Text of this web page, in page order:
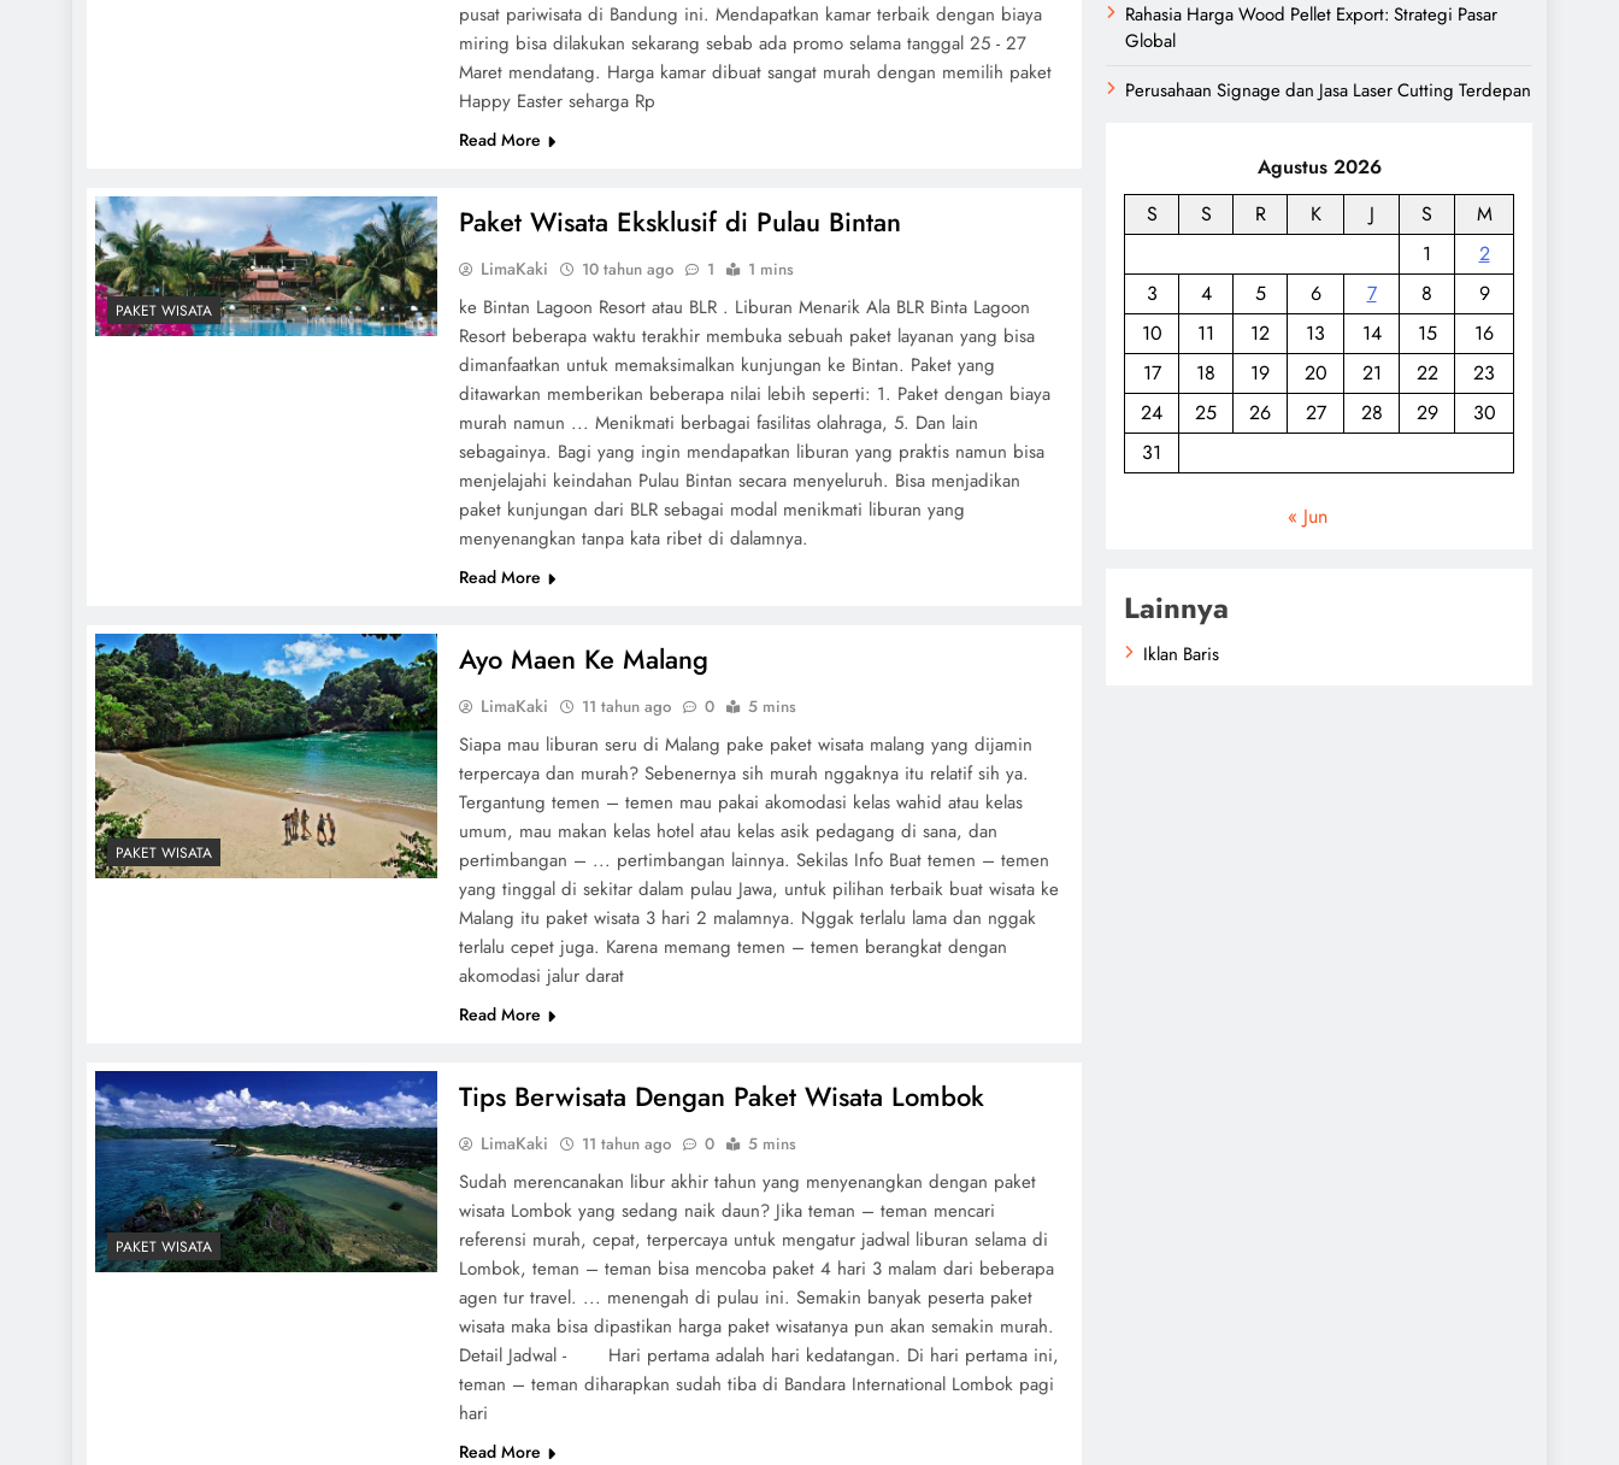
pusat pariwisata di Bandung ini. Mendapatkan kamar terbaik dengan biaya
miring bisa dilakukan sekarang sebab ada promo selama tanggal 25 - 27
Maret mendatang. Harga kamar dibuat sangat murah dengan memilih paket
Happy Easter seharga Rp
Read More
PAKET WISATA
Paket Wisata Eksklusif di Pulau Bintan
LimaKaki 10 tahun ago 1 1 mins
ke Bintan Lagoon Resort atau BLR . Liburan Menarik Ala BLR Binta Lagoon
Resort beberapa waktu terakhir membuka sebuah paket layanan yang bisa
dimanfaatkan untuk memaksimalkan kunjungan ke Bintan. Paket yang
ditawarkan memberikan beberapa nilai lebih seperti: 1. Paket dengan biaya
murah namun ... Menikmati berbagai fasilitas olahraga, 5. Dan lain
sebagainya. Bagi yang ingin mendapatkan liburan yang praktis namun bisa
menjelajahi keindahan Pulau Bintan secara menyeluruh. Bisa menjadikan
paket kunjungan dari BLR sebagai modal menikmati liburan yang
menyenangkan tanpa kata ribet di dalamnya.
Read More
PAKET WISATA
Ayo Maen Ke Malang
LimaKaki 11 tahun ago 0 5 mins
Siapa mau liburan seru di Malang pake paket wisata malang yang dijamin
terpercaya dan murah? Sebenernya sih murah nggaknya itu relatif sih ya.
Tergantung temen – temen mau pakai akomodasi kelas wahid atau kelas
umum, mau makan kelas hotel atau kelas asik pedagang di sana, dan
pertimbangan – ... pertimbangan lainnya. Sekilas Info Buat temen – temen
yang tinggal di sekitar dalam pulau Jawa, untuk pilihan terbaik buat wisata ke
Malang itu paket wisata 3 hari 2 malamnya. Nggak terlalu lama dan nggak
terlalu cepet juga. Karena memang temen – temen berangkat dengan
akomodasi jalur darat
Read More
PAKET WISATA
Tips Berwisata Dengan Paket Wisata Lombok
LimaKaki 11 tahun ago 0 5 mins
Sudah merencanakan libur akhir tahun yang menyenangkan dengan paket
wisata Lombok yang sedang naik daun? Jika teman – teman mencari
referensi murah, cepat, terpercaya untuk mengatur jadwal liburan selama di
Lombok, teman – teman bisa mencoba paket 4 hari 3 malam dari beberapa
agen tur travel. ... menengah di pulau ini. Semakin banyak peserta paket
wisata maka bisa dipastikan harga paket wisatanya pun akan semakin murah.
Detail Jadwal - Hari pertama adalah hari kedatangan. Di hari pertama ini,
teman – teman diharapkan sudah tiba di Bandara International Lombok pagi
hari
Read More
Rahasia Harga Wood Pellet Export: Strategi Pasar
Global
Perusahaan Signage dan Jasa Laser Cutting Terdepan
Agustus 2026
S
S R K J S
M
1
2
3
4 5 6 7 8
9
10
11 12 13 14 15
16
17
18 19 20 21 22
23
24
25 26 27 28 29
30
31
« Jun
Lainnya
Iklan Baris